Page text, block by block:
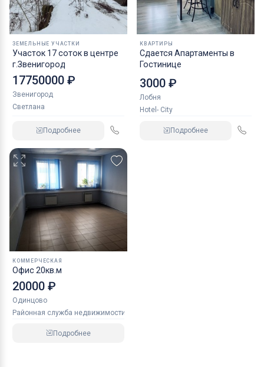
ЗЕМЕЛЬНЫЕ УЧАСТКИ
Участок 17 соток в центре
г.Звенигород
17750000 ₽
Звенигород
Светлана
Подробнее
КВАРТИРЫ
Сдается Апартаменты в
Гостинице
3000 ₽
Лобня
Hotel- City
Подробнее
КОММЕРЧЕСКАЯ
Офис 20кв.м
20000 ₽
Одинцово
Районная служба недвижимости
Подробнее